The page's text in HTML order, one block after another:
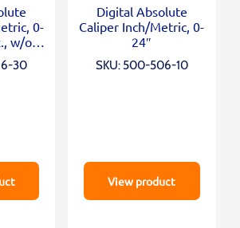
0-
w/o
30
Digital Absolute
Caliper Inch/Metric, 0-
24″
SKU: 500-506-10
View product